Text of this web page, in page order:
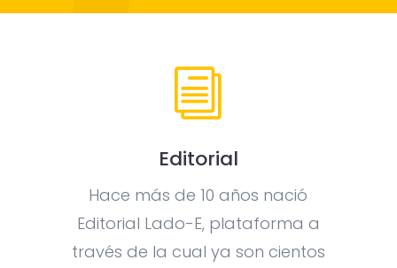
i
Editorial
Hace más de 10 años nació
Editorial Lado-E, plataforma a
través de la cual ya son cientos